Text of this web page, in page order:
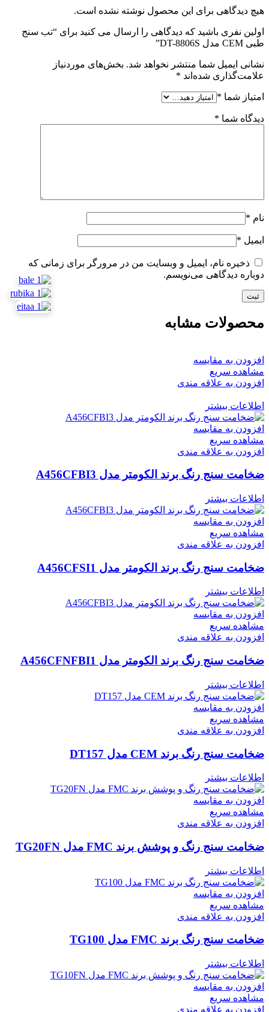
هیچ دیدگاهی برای این محصول نوشته نشده است.
اولین نفری باشید که دیدگاهی را ارسال می کنید برای “تب سنج
طبی CEM مدل DT-8806S”
نشانی ایمیل شما منتشر نخواهد شد. بخش‌های موردنیاز
علامت‌گذاری شده‌اند *
امتیاز شما *
دیدگاه شما *
نام *
ایمیل *
ذخیره نام، ایمیل و وبسایت من در مرورگر برای زمانی که
دوباره دیدگاهی می‌نویسم.
محصولات مشابه
افزودن به مقایسه
مشاهده سریع
افزودن به علاقه مندی
اطلاعات بیشتر
افزودن به مقایسه
مشاهده سریع
افزودن به علاقه مندی
ضخامت سنج رنگ برند الکومتر مدل A456CFBI3
اطلاعات بیشتر
افزودن به مقایسه
مشاهده سریع
افزودن به علاقه مندی
ضخامت سنج رنگ برند الکومتر مدل A456CFSI1
اطلاعات بیشتر
افزودن به مقایسه
مشاهده سریع
افزودن به علاقه مندی
ضخامت سنج رنگ برند الکومتر مدل A456CFNFBI1
اطلاعات بیشتر
افزودن به مقایسه
مشاهده سریع
افزودن به علاقه مندی
ضخامت سنج رنگ برند CEM مدل DT157
اطلاعات بیشتر
افزودن به مقایسه
مشاهده سریع
افزودن به علاقه مندی
ضخامت سنج رنگ و پوشش برند FMC مدل TG20FN
اطلاعات بیشتر
افزودن به مقایسه
مشاهده سریع
افزودن به علاقه مندی
ضخامت سنج رنگ برند FMC مدل TG100
اطلاعات بیشتر
افزودن به مقایسه
مشاهده سریع
افزودن به علاقه مندی